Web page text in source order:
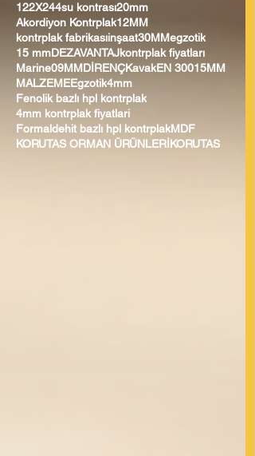
122X244su kontrası20mm
Akordiyon Kontrplak12MM
kontrplak fabrikasıinşaat30MMegzotik
15 mmDEZAVANTAJkontrplak fiyatları
Marine09MMDİRENÇKavakEN 30015MM
MALZEMEEgzotik4mm
Fenolik bazlı hpl kontrplak
4mm kontrplak fiyatlari
Formaldehit bazlı hpl kontrplakMDF
KORUTAS ORMAN ÜRÜNLERİKORUTAS